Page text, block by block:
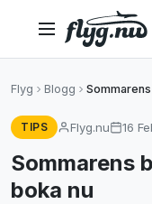
Flyg Blogg
TIPS Flyg.nu 16
Sommarens
boka nu